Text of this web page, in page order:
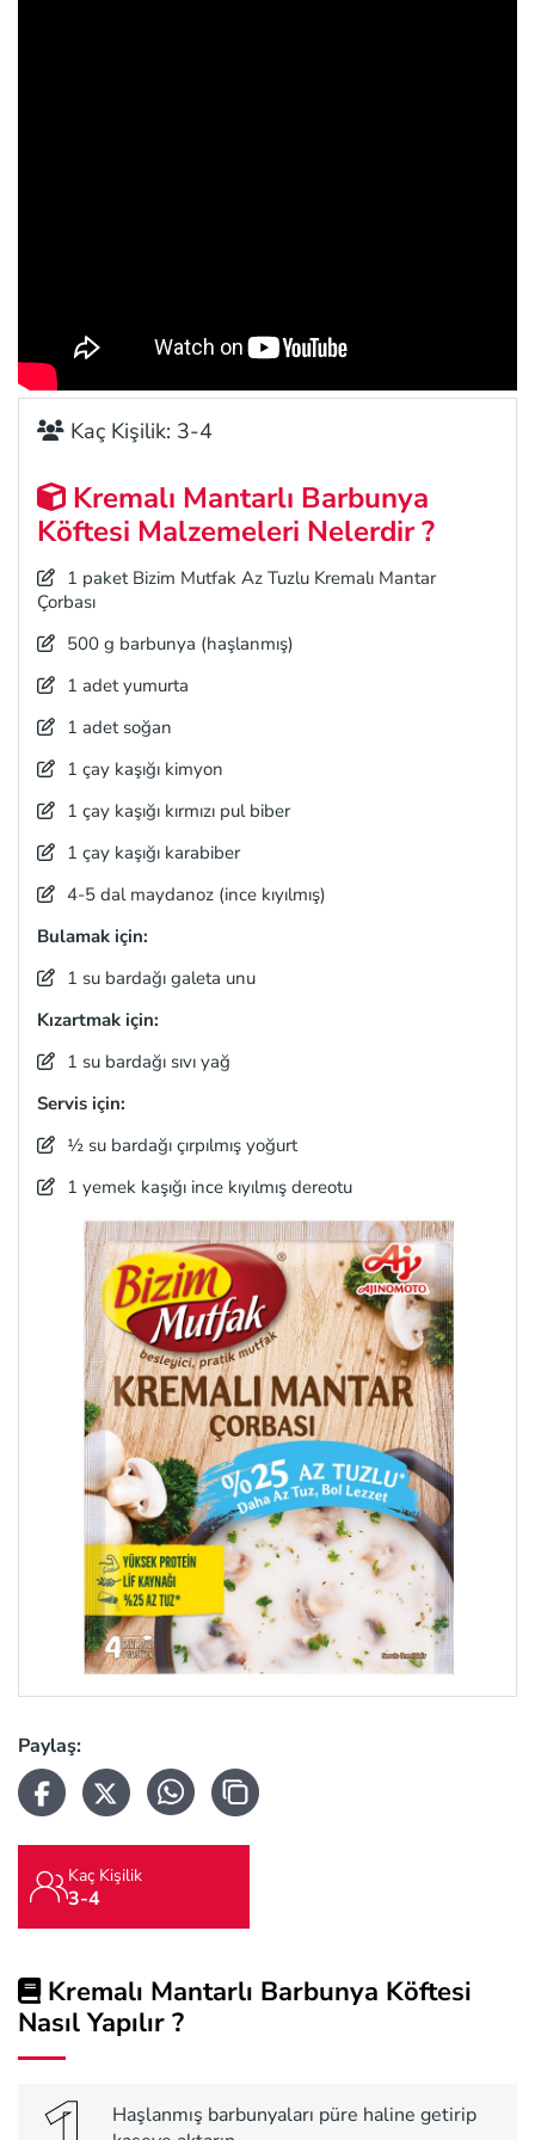
Kaç Kişilik: 3-4
Kremalı Mantarlı Barbunya
Köftesi Malzemeleri Nelerdir ?
1 paket Bizim Mutfak Az Tuzlu Kremalı Mantar
Çorbası
500 g barbunya (haşlanmış)
1 adet yumurta
1 adet soğan
1 çay kaşığı kimyon
1 çay kaşığı kırmızı pul biber
1 çay kaşığı karabiber
4-5 dal maydanoz (ince kıyılmış)
Bulamak için:
1 su bardağı galeta unu
Kızartmak için:
1 su bardağı sıvı yağ
Servis için:
½ su bardağı çırpılmış yoğurt
1 yemek kaşığı ince kıyılmış dereotu
Paylaş:
Kaç Kişilik
3-4
Kremalı Mantarlı Barbunya Köftesi
Nasıl Yapılır ?
Haşlanmış barbunyaları püre haline getirip